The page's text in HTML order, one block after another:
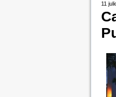
11